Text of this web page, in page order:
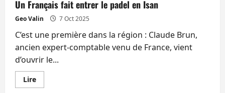
Un Français fait entrer le padel en Isan
Geo Valin 7 Oct 2025
C’est une première dans la région : Claude Brun,
ancien expert-comptable venu de France, vient
d’ouvrir le...
LireEn
savoir